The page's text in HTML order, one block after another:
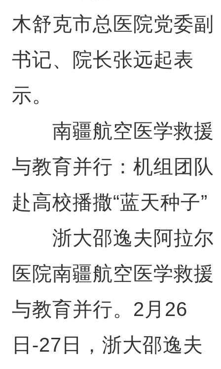
木舒克市总医院党委副
书记、院长张远起表
示。
南疆航空医学救援
与教育并行：机组团队
赴高校播撒“蓝天种子”
浙大邵逸夫阿拉尔
医院南疆航空医学救援
与教育并行。2月26
日-27日，浙大邵逸夫